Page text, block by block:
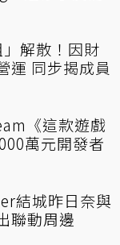
解散！因財
運 同步揭成員
《這款遊戲
萬元開發者
結城昨日奈與
聯動周邊